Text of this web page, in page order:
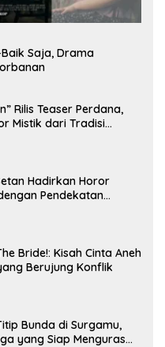
Saja, Drama
Rilis Teaser Perdana,
Mistik dari Tradisi
Hadirkan Horor
Pendekatan
Bride!: Kisah Cinta Aneh
Berujung Konflik
Bunda di Surgamu,
yang Siap Menguras